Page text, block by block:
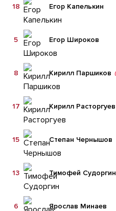
Егор Капелькин
18
Егор Широков
5
Кирилл Паршиков
8
Кирилл Расторгуев
17
Степан Чернышов
15
Тимофей Судоргин
13
Ярослав Минаев
6